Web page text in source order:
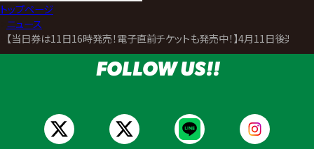
トップページ
ニュース
【当日券は11日16時発売！電子直前チケットも発売中！】4月11日後楽園
FOLLOW US!!